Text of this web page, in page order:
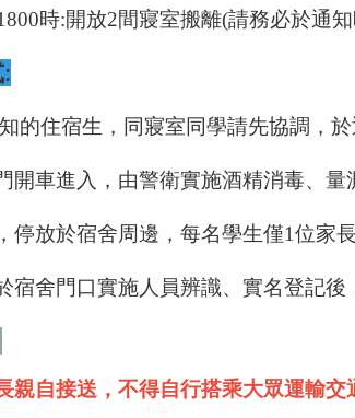
時:開放2間寢室搬離(請務必於通知
:
的住宿生，同寢室同學請先協調，
開車進入，由警衛實施酒精消毒、量
停放於宿舍周邊，每名學生僅1位家
宿舍門口實施人員辨識、實名登記後
親自接送，不得自行搭乘大眾運輸交